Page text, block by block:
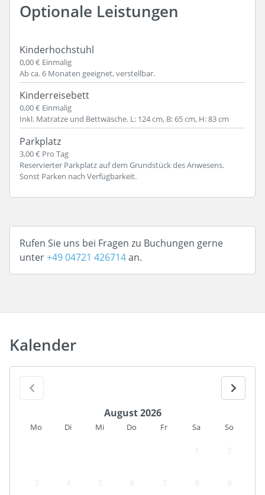
Optionale Leistungen
Kinderhochstuhl
0,00 € Einmalig
Ab ca. 6 Monaten geeignet, verstellbar.
Kinderreisebett
0,00 € Einmalig
Inkl. Matratze und Bettwäsche. L: 124 cm, B: 65 cm, H: 83 cm
Parkplatz
3,00 € Pro Tag
Reservierter Parkplatz auf dem Grundstück des Anwesens.
Sonst Parken nach Verfügbarkeit.
Rufen Sie uns bei Fragen zu Buchungen gerne
unter+49 04721 426714an.
Kalender
August 2026
Mo Di Mi Do Fr Sa So
2
3 4 5 6 7 8 9